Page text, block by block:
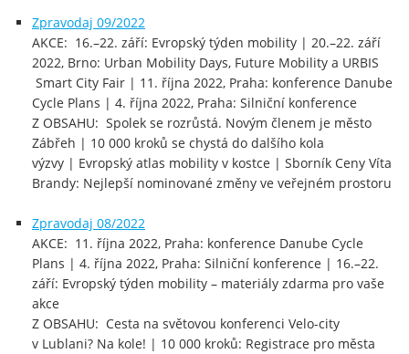
Zpravodaj 09/2022
AKCE: 16.–22. září: Evropský týden mobility | 20.–22. září
2022, Brno: Urban Mobility Days, Future Mobility a URBIS
Smart City Fair | 11. října 2022, Praha: konference Danube
Cycle Plans | 4. října 2022, Praha: Silniční konference
Z OBSAHU: Spolek se rozrůstá. Novým členem je město
Zábřeh | 10 000 kroků se chystá do dalšího kola
výzvy | Evropský atlas mobility v kostce | Sborník Ceny Víta
Brandy: Nejlepší nominované změny ve veřejném prostoru
Zpravodaj 08/2022
AKCE: 11. října 2022, Praha: konference Danube Cycle
Plans | 4. října 2022, Praha: Silniční konference | 16.–22.
září: Evropský týden mobility – materiály zdarma pro vaše
akce
Z OBSAHU: Cesta na světovou konferenci Velo-city
v Lublani? Na kole! | 10 000 kroků: Registrace pro města